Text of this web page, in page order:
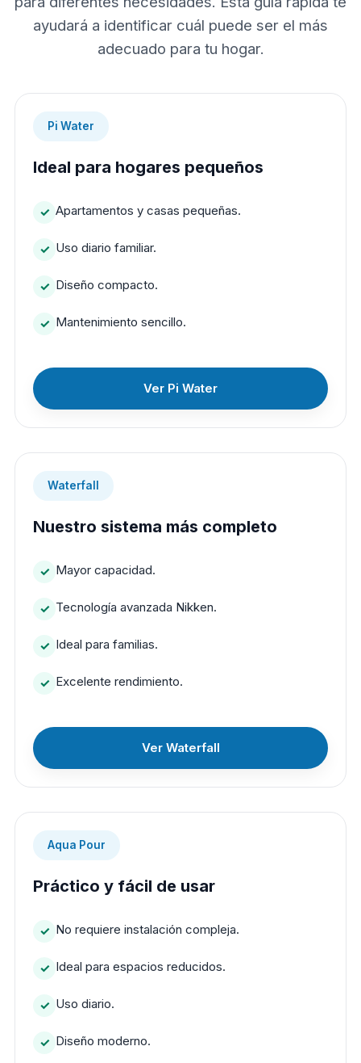
ayudará a identificar cuál puede ser el más
adecuado para tu hogar.
Pi Water
Ideal para hogares pequeños
Apartamentos y casas pequeñas.
Uso diario familiar.
Diseño compacto.
Mantenimiento sencillo.
Ver Pi Water
Waterfall
Nuestro sistema más completo
Mayor capacidad.
Tecnología avanzada Nikken.
Ideal para familias.
Excelente rendimiento.
Ver Waterfall
Aqua Pour
Práctico y fácil de usar
No requiere instalación compleja.
Ideal para espacios reducidos.
Uso diario.
Diseño moderno.